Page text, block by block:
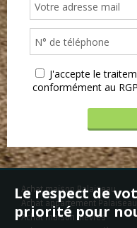
J'accepte le
conformément au
Achat maison Palaiseau
Achat appartement Palaiseau
Achat maison Bièvres
Le respect de
priorité pour